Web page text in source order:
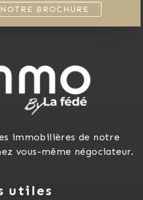
BROCHURE
immobilières de notre
vous-même négociateur.
utiles